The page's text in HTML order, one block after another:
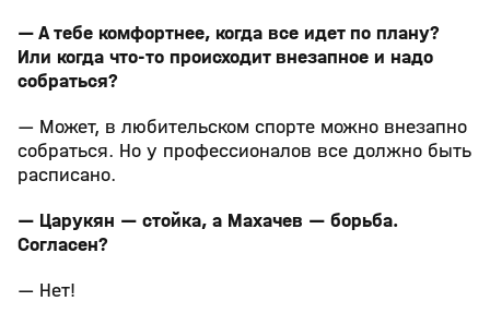
— А тебе комфортнее, когда все идет по плану?
Или когда что‑то происходит внезапное и надо
собраться?
— Может, в любительском спорте можно внезапно
собраться. Но у профессионалов все должно быть
расписано.
— Царукян — стойка, а Махачев — борьба.
Согласен?
— Нет!